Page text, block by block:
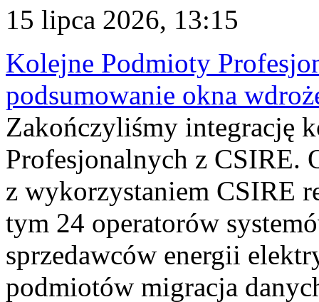
15 lipca 2026, 13:15
Kolejne Podmioty
podsumowanie okna
Zakończyliśmy integrację
Profesjonalnych z CSIRE.
z wykorzystaniem CSIRE
tym 24 operatorów
sprzedawców energii
podmiotów migracja